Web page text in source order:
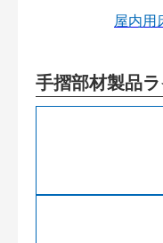
屋内用
手摺部材製品